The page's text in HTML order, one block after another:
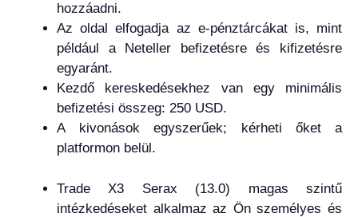
hozzáadni.
Az oldal elfogadja az e-pénztárcákat is, mint
például a Neteller befizetésre és kifizetésre
egyaránt.
Kezdő kereskedésekhez van egy minimális
befizetési összeg: 250 USD.
A kivonások egyszerűek; kérheti őket a
platformon belül.
Trade X3 Serax (13.0) magas szintű
intézkedéseket alkalmaz az Ön személyes és